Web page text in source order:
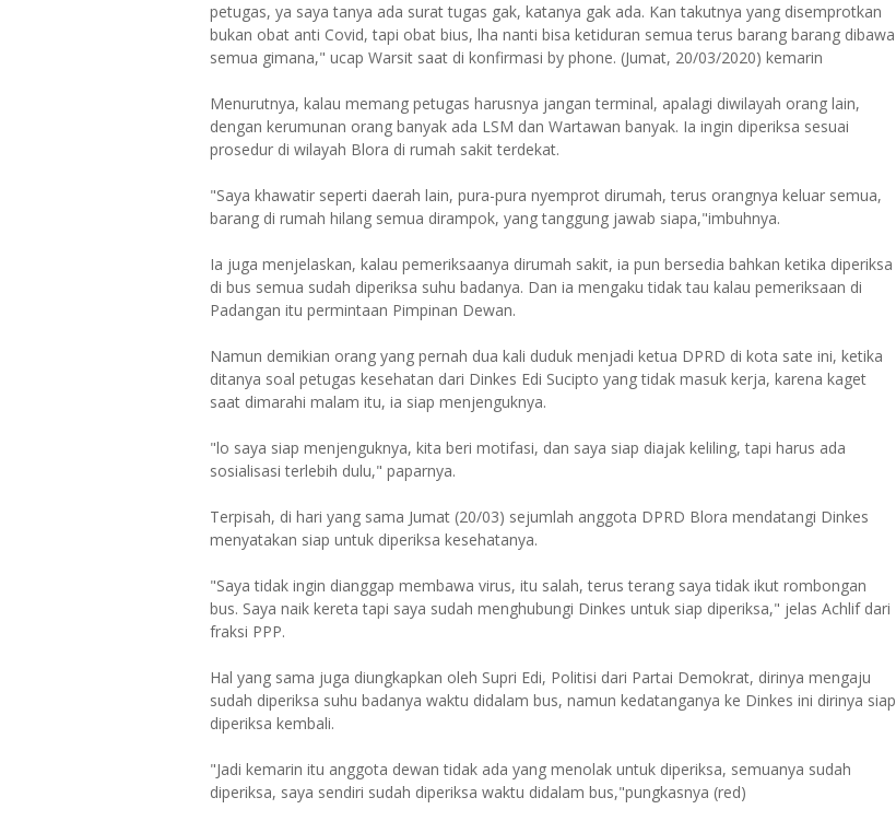
petugas, ya saya tanya ada surat tugas gak, katanya gak ada. Kan takutnya yang disemprotkan
bukan obat anti Covid, tapi obat bius, lha nanti bisa ketiduran semua terus barang barang dibawa
semua gimana," ucap Warsit saat di konfirmasi by phone. (Jumat, 20/03/2020) kemarin
Menurutnya, kalau memang petugas harusnya jangan terminal, apalagi diwilayah orang lain,
dengan kerumunan orang banyak ada LSM dan Wartawan banyak. Ia ingin diperiksa sesuai
prosedur di wilayah Blora di rumah sakit terdekat.
"Saya khawatir seperti daerah lain, pura-pura nyemprot dirumah, terus orangnya keluar semua,
barang di rumah hilang semua dirampok, yang tanggung jawab siapa,"imbuhnya.
Ia juga menjelaskan, kalau pemeriksaanya dirumah sakit, ia pun bersedia bahkan ketika diperiksa
di bus semua sudah diperiksa suhu badanya. Dan ia mengaku tidak tau kalau pemeriksaan di
Padangan itu permintaan Pimpinan Dewan.
Namun demikian orang yang pernah dua kali duduk menjadi ketua DPRD di kota sate ini, ketika
ditanya soal petugas kesehatan dari Dinkes Edi Sucipto yang tidak masuk kerja, karena kaget
saat dimarahi malam itu, ia siap menjenguknya.
"lo saya siap menjenguknya, kita beri motifasi, dan saya siap diajak keliling, tapi harus ada
sosialisasi terlebih dulu," paparnya.
Terpisah, di hari yang sama Jumat (20/03) sejumlah anggota DPRD Blora mendatangi Dinkes
menyatakan siap untuk diperiksa kesehatanya.
"Saya tidak ingin dianggap membawa virus, itu salah, terus terang saya tidak ikut rombongan
bus. Saya naik kereta tapi saya sudah menghubungi Dinkes untuk siap diperiksa," jelas Achlif dari
fraksi PPP.
Hal yang sama juga diungkapkan oleh Supri Edi, Politisi dari Partai Demokrat, dirinya mengaju
sudah diperiksa suhu badanya waktu didalam bus, namun kedatanganya ke Dinkes ini dirinya siap
diperiksa kembali.
"Jadi kemarin itu anggota dewan tidak ada yang menolak untuk diperiksa, semuanya sudah
diperiksa, saya sendiri sudah diperiksa waktu didalam bus,"pungkasnya (red)